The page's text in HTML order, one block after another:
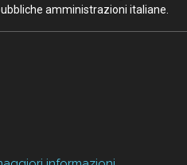
amministrazioni italiane.